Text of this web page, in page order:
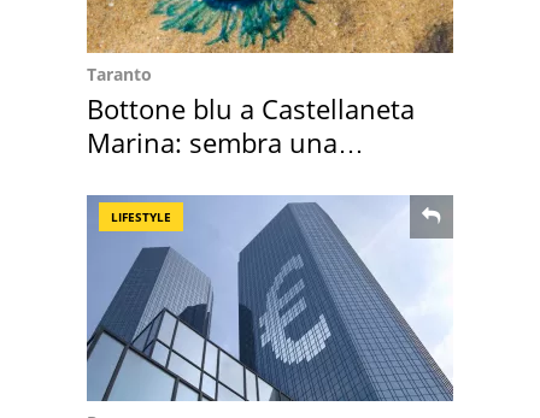
Taranto
Bottone blu a Castellaneta
Marina: sembra una
LIFESTYLE